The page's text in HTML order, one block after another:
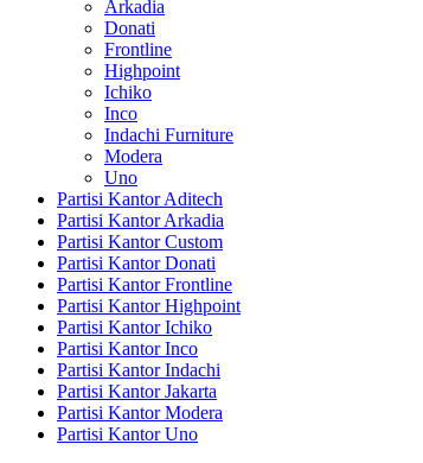
Arkadia
Donati
Frontline
Highpoint
Ichiko
Inco
Indachi Furniture
Modera
Uno
Partisi Kantor Aditech
Partisi Kantor Arkadia
Partisi Kantor Custom
Partisi Kantor Donati
Partisi Kantor Frontline
Partisi Kantor Highpoint
Partisi Kantor Ichiko
Partisi Kantor Inco
Partisi Kantor Indachi
Partisi Kantor Jakarta
Partisi Kantor Modera
Partisi Kantor Uno